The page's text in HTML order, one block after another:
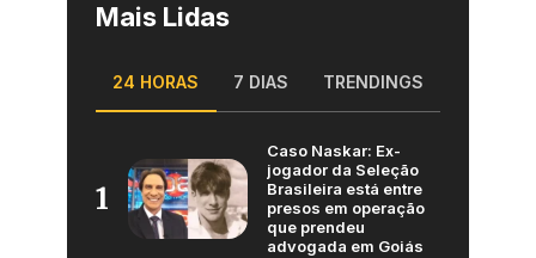
Mais Lidas
24 HORAS 7 DIAS TRENDINGS
1
Caso Naskar: Ex-
jogador da Seleção
Brasileira está entre
presos em operação
que prendeu
advogada em Goiás